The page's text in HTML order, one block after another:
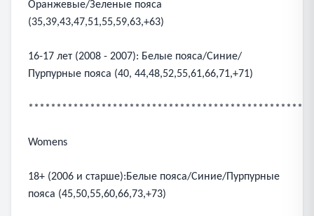
Оранжевые/Зеленые пояса
(35,39,43,47,51,55,59,63,+63)
16-17 лет (2008 - 2007): Белые пояса/Синие/
Пурпурные пояса (40, 44,48,52,55,61,66,71,+71)
Womens
18+ (2006 и старше):Белые пояса/Синие/Пурпурные
пояса (45,50,55,60,66,73,+73)